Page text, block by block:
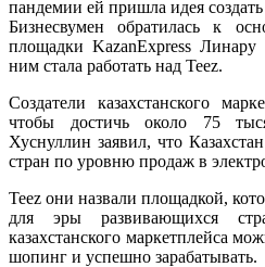
пандемии ей пришла идея
Бизнесвумен обратилась к
площадки KazanExpress
ним стала работать над Teez.
Создатели казахстанского
чтобы достичь около 75
Хуснуллин заявил, что
стран по уровню продаж в
Teez они назвали площадкой,
для эры развивающихся
казахстанского маркетплейса
шопинг и успешно зарабатывать.